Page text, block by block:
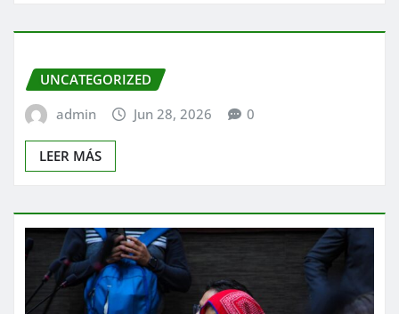
UNCATEGORIZED
admin
Jun 28, 2026 0
LEER MÁS